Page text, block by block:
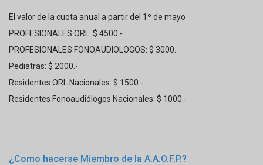
El valor de la cuota anual a partir del 1º de mayo
PROFESIONALES ORL: $ 4500.-
PROFESIONALES FONOAUDIOLOGOS: $ 3000.-
Pediatras: $ 2000.-
Residentes ORL Nacionales: $ 1500.-
Residentes Fonoaudiólogos Nacionales: $ 1000.-
¿Como hacerse Miembro de la A.A.O.F.P.?